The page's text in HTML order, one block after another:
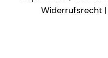
Widerrufsrecht